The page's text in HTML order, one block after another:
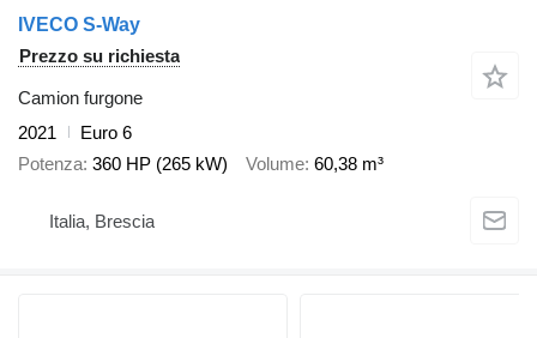
IVECO S-Way
Prezzo su richiesta
Camion furgone
2021
Euro 6
Potenza 360 HP (265 kW) Volume 60,38 m³
Italia, Brescia